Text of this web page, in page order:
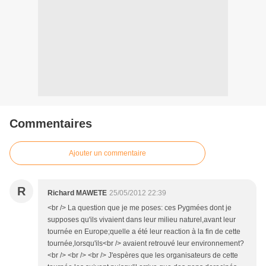
Commentaires
Ajouter un commentaire
R Richard MAWETE 25/05/2012 22:39
<br /> La question que je me poses: ces Pygmées dont je
supposes qu'ils vivaient dans leur milieu naturel,avant leur
tournée en Europe;quelle a été leur reaction à la fin de cette
tournée,lorsqu'ils<br /> avaient retrouvé leur environnement?
<br /> <br /> <br /> J'espères que les organisateurs de cette